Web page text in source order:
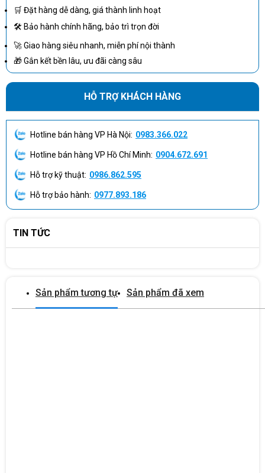
🛒 Đặt hàng dễ dàng, giá thành linh hoạt
🛠 Bảo hành chính hãng, bảo trì trọn đời
🚀 Giao hàng siêu nhanh, miễn phí nội thành
🎁 Gắn kết bền lâu, ưu đãi càng sâu
HỖ TRỢ KHÁCH HÀNG
Hotline bán hàng VP Hà Nội: 0983.366.022
Hotline bán hàng VP Hồ Chí Minh: 0904.672.691
Hỗ trợ kỹ thuật: 0986.862.595
Hỗ trợ bảo hành: 0977.893.186
TIN TỨC
Sản phẩm tương tự Sản phẩm đã xem